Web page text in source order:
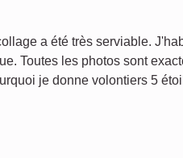
a été très serviable.
Toutes les photos sont
je donne volontiers 5